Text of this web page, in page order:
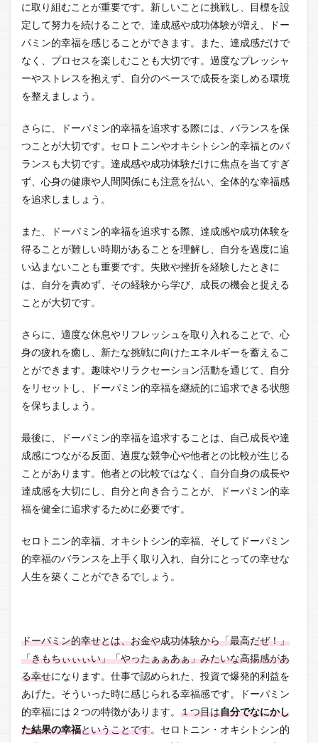
に取り組むことが重要です。新しいことに挑戦し、目標を設
定して努力を続けることで、達成感や成功体験が増え、ドー
パミン的幸福を感じることができます。また、達成感だけで
なく、プロセスを楽しむことも大切です。過度なプレッシャ
ーやストレスを抱えず、自分のペースで成長を楽しめる環境
を整えましょう。
さらに、ドーパミン的幸福を追求する際には、バランスを保
つことが大切です。セロトニンやオキシトシン的幸福とのバ
ランスも大切です。達成感や成功体験だけに焦点を当てすぎ
ず、心身の健康や人間関係にも注意を払い、全体的な幸福感
を追求しましょう。
また、ドーパミン的幸福を追求する際、達成感や成功体験を
得ることが難しい時期があることを理解し、自分を過度に追
い込まないことも重要です。失敗や挫折を経験したときに
は、自分を責めず、その経験から学び、成長の機会と捉える
ことが大切です。
さらに、適度な休息やリフレッシュを取り入れることで、心
身の疲れを癒し、新たな挑戦に向けたエネルギーを蓄えるこ
とができます。趣味やリラクセーション活動を通じて、自分
をリセットし、ドーパミン的幸福を継続的に追求できる状態
を保ちましょう。
最後に、ドーパミン的幸福を追求することは、自己成長や達
成感につながる反面、過度な競争心や他者との比較が生じる
ことがあります。他者との比較ではなく、自分自身の成長や
達成感を大切にし、自分と向き合うことが、ドーパミン的幸
福を健全に追求するために必要です。
セロトニン的幸福、オキシトシン的幸福、そしてドーパミン
的幸福のバランスを上手く取り入れ、自分にとっての幸せな
人生を築くことができるでしょう。
ドーパミン的幸せとは、お金や成功体験から「最高だぜ！」
「きもちぃぃぃい」「やったぁぁあぁ」みたいな高揚感があ
る幸せになります。仕事で認められた、投資で爆発的利益を
あげた。そういった時に感じられる幸福感です。ドーパミン
的幸福には２つの特徴があります。 １つ目は自分でなにかし
た結果の幸福ということです。セロトニン・オキシトシン的